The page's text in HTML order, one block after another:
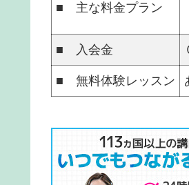
■ 主な料金プラン
■ 入会金
■ 無料体験レッスン